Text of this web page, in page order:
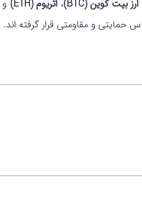
ارز بیت کوین (BTC) ،اتریوم (ETH) و